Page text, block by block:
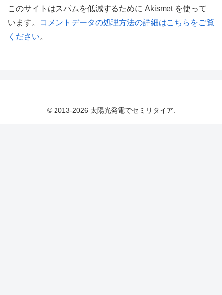
このサイトはスパムを低減するために Akismet を使って
います。
コメントデータの処理方法の詳細はこちらをご覧
ください。
© 2013-2026 太陽光発電でセミリタイア.